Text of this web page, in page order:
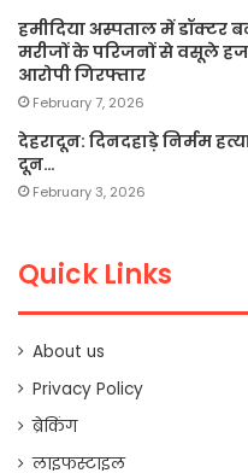
हमीदिया अस्पताल में डॉक्टर
मरीजों के परिजनों से वसूले
आरोपी गिरफ्तार
February 7, 2026
देहरादून: दिनदहाड़े निर्मम
दून…
February 3, 2026
Quick Links
About us
Privacy Policy
ब्रेकिंग
लाइफस्टाइल